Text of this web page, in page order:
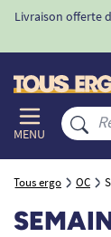
Livraison offerte
MENU
Tous ergo OC